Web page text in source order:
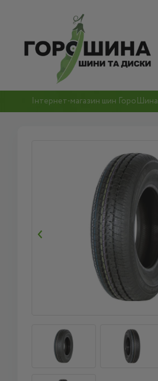
Інтернет-магазин шин ГороШина